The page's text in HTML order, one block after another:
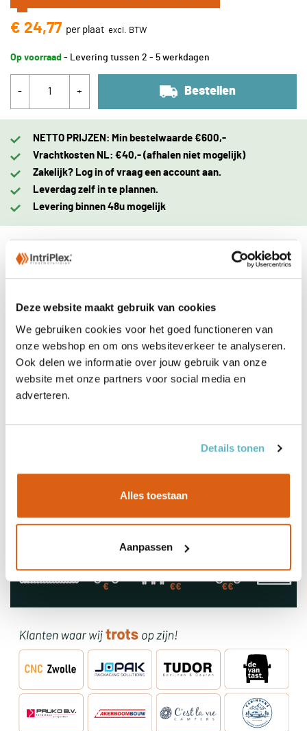
Deze website maakt gebruik van cookies
We gebruiken cookies voor het goed functioneren van
onze webshop en om ons websiteverkeer te analyseren.
Ook delen we informatie over jouw gebruik van onze
website met onze partners voor social media en
adverteren.
Details tonen
Alles toestaan
Aanpassen
€ 24,77 per plaat
Op voorraad - Levering tussen 2 - 5 werkdagen
- + Bestellen
NETTO PRIJZEN: Min bestelwaarde €600,-
Vrachtkosten NL: €40,- (afhalen niet mogelijk)
Zakelijk? Log in of vraag een account aan.
Leverdag zelf in te plannen.
Levering binnen 48u mogelijk
Omschrijving
Documenten
Levering